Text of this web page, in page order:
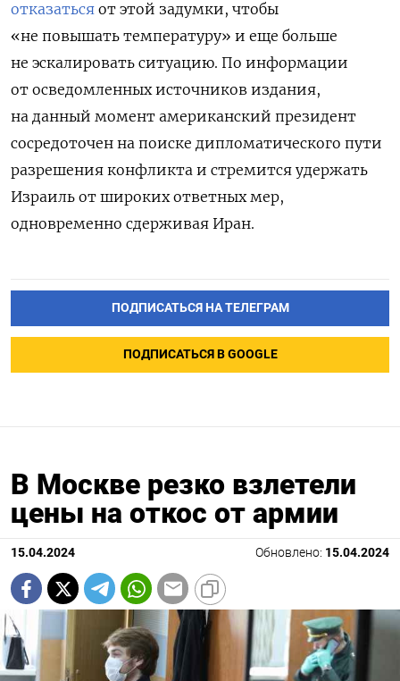
отказаться от этой задумки, чтобы
«не повышать температуру» и еще больше
не эскалировать ситуацию. По информации
от осведомленных источников издания,
на данный момент американский президент
сосредоточен на поиске дипломатического пути
разрешения конфликта и стремится удержать
Израиль от широких ответных мер,
одновременно сдерживая Иран.
ПОДПИСАТЬСЯ НА ТЕЛЕГРАМ
ПОДПИСАТЬСЯ В GOOGLE
В Москве резко взлетели
цены на откос от армии
15.04.2024 Обновлено: 15.04.2024